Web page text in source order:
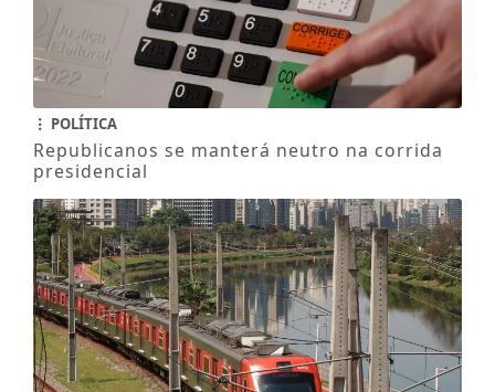
POLÍTICA
Republicanos se manterá neutro na corrida
presidencial